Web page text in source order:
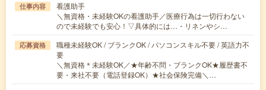
仕事内容
看護助手
＼無資格・未経験OKの看護助手／医療行為は一切行わない
ので未経験でも安心！▽具体的には…・リネンやシ…
応募資格
職種未経験OK / ブランクOK / パソコンスキル不要 / 英語力不
要
＼無資格＊未経験OK／★年齢不問・ブランクOK★履歴書不
要・来社不要（電話登録OK）★社会保険完備＼…